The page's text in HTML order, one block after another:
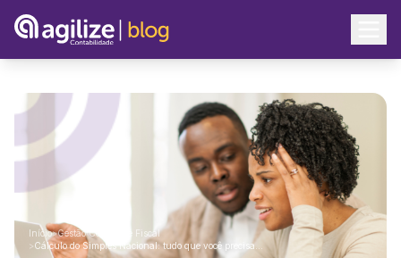
Início>Gestão Contábil e Fiscal
>Cálculo do Simples Nacional: tudo que você precisa…